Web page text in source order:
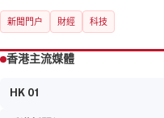
新聞門户 財經 科技
香港主流媒體
HK 01